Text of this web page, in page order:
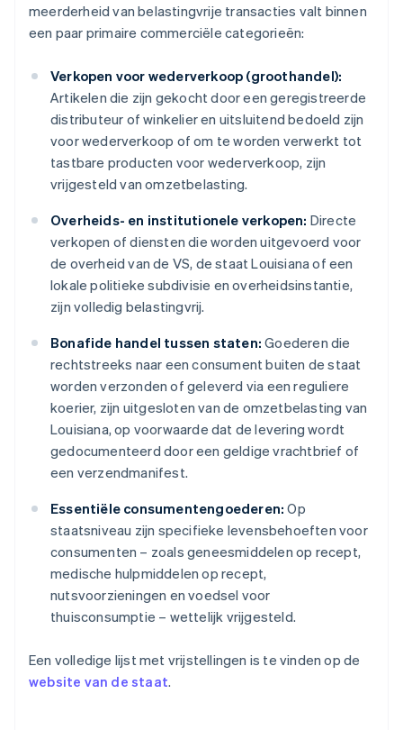
meerderheid van belastingvrije transacties valt binnen
een paar primaire commerciële categorieën:
Verkopen voor wederverkoop (groothandel):
Artikelen die zijn gekocht door een geregistreerde
distributeur of winkelier en uitsluitend bedoeld zijn
voor wederverkoop of om te worden verwerkt tot
tastbare producten voor wederverkoop, zijn
vrijgesteld van omzetbelasting.
Overheids- en institutionele verkopen: Directe
verkopen of diensten die worden uitgevoerd voor
de overheid van de VS, de staat Louisiana of een
lokale politieke subdivisie en overheidsinstantie,
zijn volledig belastingvrij.
Bonafide handel tussen staten: Goederen die
rechtstreeks naar een consument buiten de staat
worden verzonden of geleverd via een reguliere
koerier, zijn uitgesloten van de omzetbelasting van
Louisiana, op voorwaarde dat de levering wordt
gedocumenteerd door een geldige vrachtbrief of
een verzendmanifest.
Essentiële consumentengoederen: Op
staatsniveau zijn specifieke levensbehoeften voor
consumenten – zoals geneesmiddelen op recept,
medische hulpmiddelen op recept,
nutsvoorzieningen en voedsel voor
thuisconsumptie – wettelijk vrijgesteld.
Een volledige lijst met vrijstellingen is te vinden op de
website van de staat.